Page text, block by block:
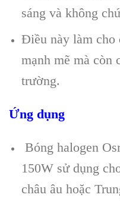
sáng và không
Điều này làm cho
mạnh mẽ mà
trường.
Ứng dụng
Bóng halogen
150W sử dụng
châu âu hoặc